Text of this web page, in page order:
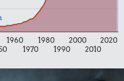
1960
1970
1980
1990
2000
2010
2020